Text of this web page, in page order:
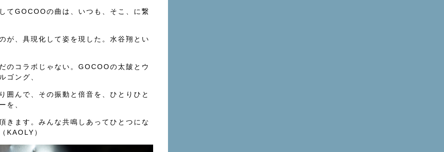
てGOCOOの曲は、いつも、そこ、に繋
が、具現化して姿を現した。水谷翔とい
のコラボじゃない。GOCOOの太皷とウ
ゴング、
囲んで、その振動と倍音を、ひとりひと
を、
きます。みんな共鳴しあってひとつにな
KAOLY）